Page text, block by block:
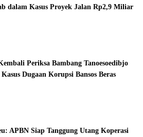
dalam Kasus Proyek Jalan Rp2,9 Miliar
Periksa Bambang Tanoesoedibjo
Dugaan Korupsi Bansos Beras
APBN Siap Tanggung Utang Koperasi